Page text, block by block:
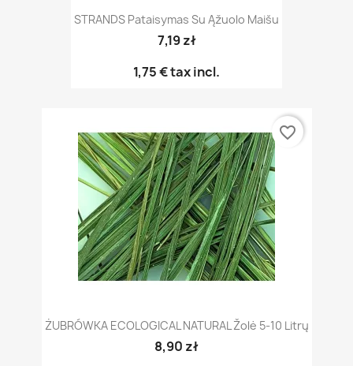
STRANDS Pataisymas Su Ąžuolo Maišu
7,19 zł
1,75 €tax incl.
ŻUBRÓWKA ECOLOGICAL NATURAL Žolė 5-10 Litrų
8,90 zł
favorite_border